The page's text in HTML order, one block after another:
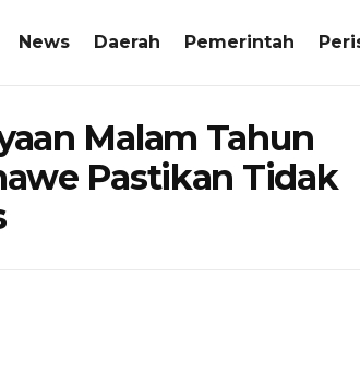
News Daerah Pemerintah
Malam Tahun
Pastikan Tidak